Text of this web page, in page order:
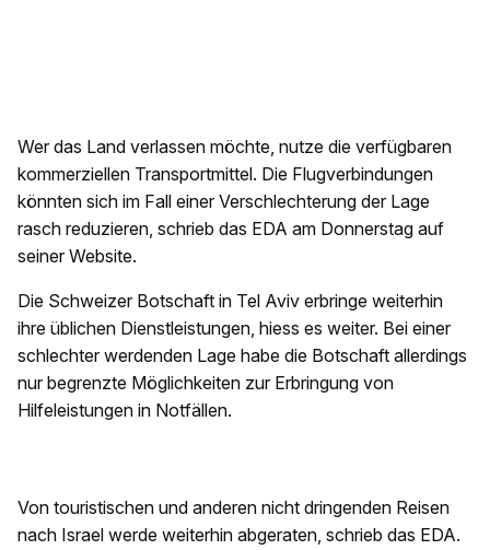
Wer das Land verlassen möchte, nutze die verfügbaren
kommerziellen Transportmittel. Die Flugverbindungen
könnten sich im Fall einer Verschlechterung der Lage
rasch reduzieren, schrieb das EDA am Donnerstag auf
seiner Website.
Die Schweizer Botschaft in Tel Aviv erbringe weiterhin
ihre üblichen Dienstleistungen, hiess es weiter. Bei einer
schlechter werdenden Lage habe die Botschaft allerdings
nur begrenzte Möglichkeiten zur Erbringung von
Hilfeleistungen in Notfällen.
Von touristischen und anderen nicht dringenden Reisen
nach Israel werde weiterhin abgeraten, schrieb das EDA.